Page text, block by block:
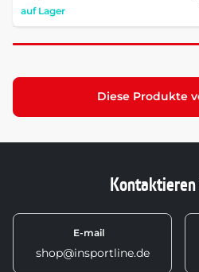
auf Lager
Diese Produkte
E-mail
shop@insportline.de